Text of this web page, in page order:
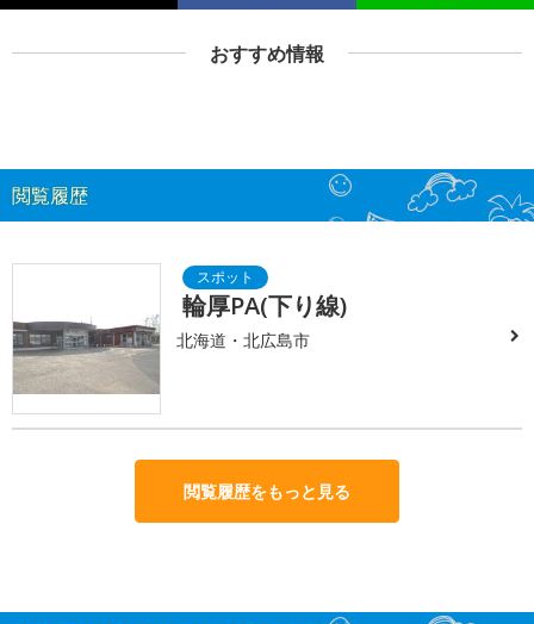
おすすめ情報
閲覧履歴
輪厚PA(下り線)
北海道・北広島市
閲覧履歴をもっと見る